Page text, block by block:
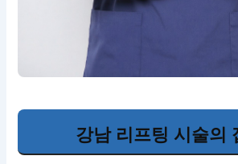
강남 리프팅 시술의